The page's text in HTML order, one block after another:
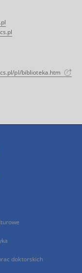
pl/biblioteka.htm
doktorskich